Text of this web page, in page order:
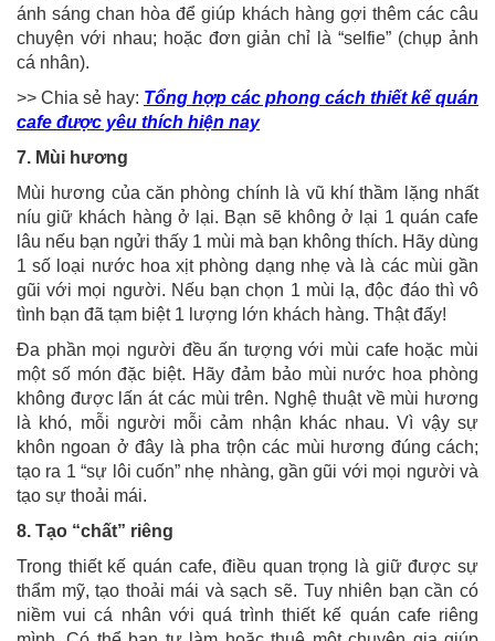
ánh sáng chan hòa để giúp khách hàng gợi thêm các câu
chuyện với nhau; hoặc đơn giản chỉ là “selfie” (chụp ảnh
cá nhân).
>> Chia sẻ hay: Tổng hợp các phong cách thiết kế quán
cafe được yêu thích hiện nay
7. Mùi hương
Mùi hương của căn phòng chính là vũ khí thầm lặng nhất
níu giữ khách hàng ở lại. Bạn sẽ không ở lại 1 quán cafe
lâu nếu bạn ngửi thấy 1 mùi mà bạn không thích. Hãy dùng
1 số loại nước hoa xịt phòng dạng nhẹ và là các mùi gần
gũi với mọi người. Nếu bạn chọn 1 mùi lạ, độc đáo thì vô
tình bạn đã tạm biệt 1 lượng lớn khách hàng. Thật đấy!
Đa phần mọi người đều ấn tượng với mùi cafe hoặc mùi
một số món đặc biệt. Hãy đảm bảo mùi nước hoa phòng
không được lấn át các mùi trên. Nghệ thuật về mùi hương
là khó, mỗi người mỗi cảm nhận khác nhau. Vì vậy sự
khôn ngoan ở đây là pha trộn các mùi hương đúng cách;
tạo ra 1 “sự lôi cuốn” nhẹ nhàng, gần gũi với mọi người và
tạo sự thoải mái.
8. Tạo “chất” riêng
Trong thiết kế quán cafe, điều quan trọng là giữ được sự
thẩm mỹ, tạo thoải mái và sạch sẽ. Tuy nhiên bạn cần có
niềm vui cá nhân với quá trình thiết kế quán cafe riêng